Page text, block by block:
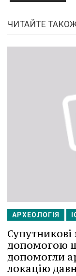
ЧИТАЙТЕ
АРХЕОЛОГІЯ
допомогою
допомогли
локацію